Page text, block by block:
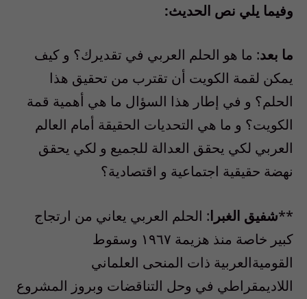
وفيما يلي نص الحديث:
ما بعد: ما هو الحلم العربي في تقديرك؟ و كيف
يمكن لقمة الكويت أن تقترب من تحقيق هذا
الحلم؟ و في إطار هذا السؤال ما هي أهمية قمة
الكويت؟ و ما هي التحديات الحقيقة أمام العالم
العربي لكي يحقق العدالة للجميع و لكي يحقق
نهضة حقيقية اجتماعية و اقتصادية؟
**شفيق الغبرا: الحلم العربي يعاني من ارتجاج
كبير خاصة منذ هزيمة ١٩٦٧ وسقوط
القوميةالعربية ذات المنحى العلماني
اللاديمقراطي في وحل التناقضات وبروز المشروع